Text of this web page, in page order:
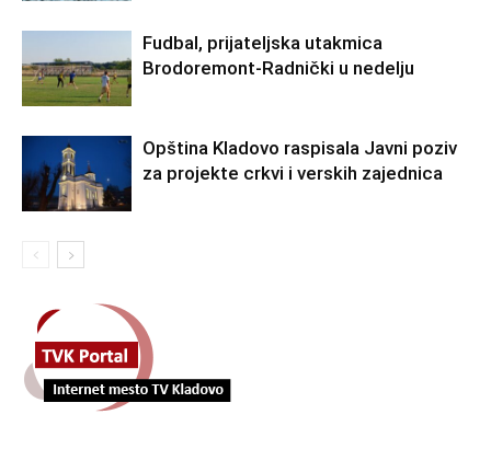
Fudbal, prijateljska utakmica
Brodoremont-Radnički u nedelju
Opština Kladovo raspisala Javni poziv
za projekte crkvi i verskih zajednica